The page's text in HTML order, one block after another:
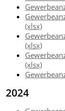
(xlsx)
(xlsx)
(xlsx)
2024